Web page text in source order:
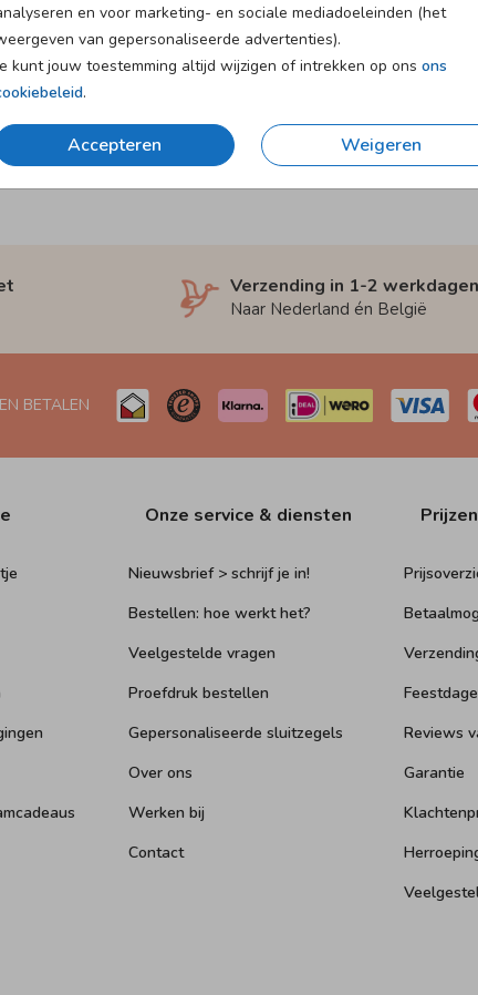
en voor marketing- en sociale mediadoeleinden (het
van gepersonaliseerde advertenties).
kunt jouw toestemming altijd wijzigen of intrekken op ons ons
.
Accepteren Weigeren
Verzending in 1-2 werkdagen
Naar Nederland én België
BETALEN
Onze service & diensten
Nieuwsbrief > schrijf je in!
Bestellen: hoe werkt het?
Veelgestelde vragen
Proefdruk bestellen
Gepersonaliseerde sluitzegels
Over ons
Werken bij
Contact
Reviews
Garantie